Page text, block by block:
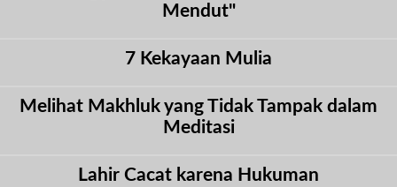
Mendut"
7 Kekayaan Mulia
Melihat Makhluk yang Tidak Tampak dalam
Meditasi
Lahir Cacat karena Hukuman